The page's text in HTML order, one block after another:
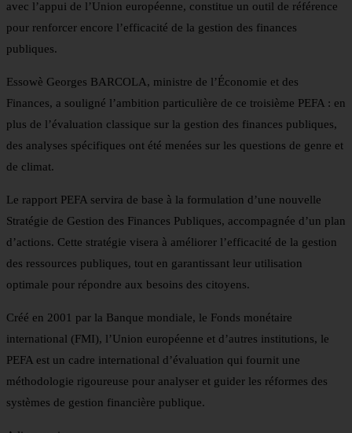
avec l’appui de l’Union européenne, constitue un outil de référence
pour renforcer encore l’efficacité de la gestion des finances
publiques.
Essowè Georges BARCOLA, ministre de l’Économie et des
Finances, a souligné l’ambition particulière de ce troisième PEFA : en
plus de l’évaluation classique sur la gestion des finances publiques,
des analyses spécifiques ont été menées sur les questions de genre et
de climat.
Le rapport PEFA servira de base à la formulation d’une nouvelle
Stratégie de Gestion des Finances Publiques, accompagnée d’un plan
d’actions. Cette stratégie visera à améliorer l’efficacité de la gestion
des ressources publiques, tout en garantissant leur utilisation
optimale pour répondre aux besoins des citoyens.
Créé en 2001 par la Banque mondiale, le Fonds monétaire
international (FMI), l’Union européenne et d’autres institutions, le
PEFA est un cadre international d’évaluation qui fournit une
méthodologie rigoureuse pour analyser et guider les réformes des
systèmes de gestion financière publique.